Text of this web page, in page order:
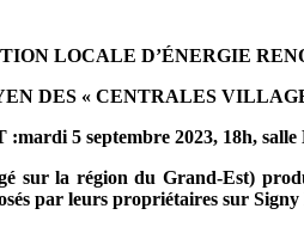
LOCALE D’ÉNERGIE
DES « CENTRALES
:mardi 5 septembre 2023, 18h,
sur la région du Grand-Est)
par leurs propriétaires sur Signy